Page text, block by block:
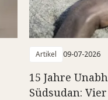
Artikel 09-07-2026
15 Jahre
Südsudan: